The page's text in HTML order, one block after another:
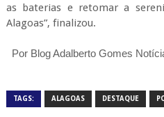
as baterias e retomar a
Alagoas”, finalizou.
Por Blog Adalberto Gomes
TAGS: ALAGOAS DESTAQUE